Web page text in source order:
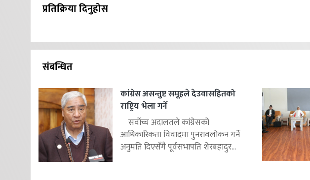
प्रतिक्रिया दिनुहोस
संबन्धित
कांग्रेस असन्तुष्ट समूहले देउवासहितको
राष्ट्रिय भेला गर्ने
सर्वोच्च अदालतले कांग्रेसको
आधिकारिकता विवादमा पुनरावलोकन गर्ने
अनुमति दिएसँगै पूर्वसभापति शेरबहादुर...